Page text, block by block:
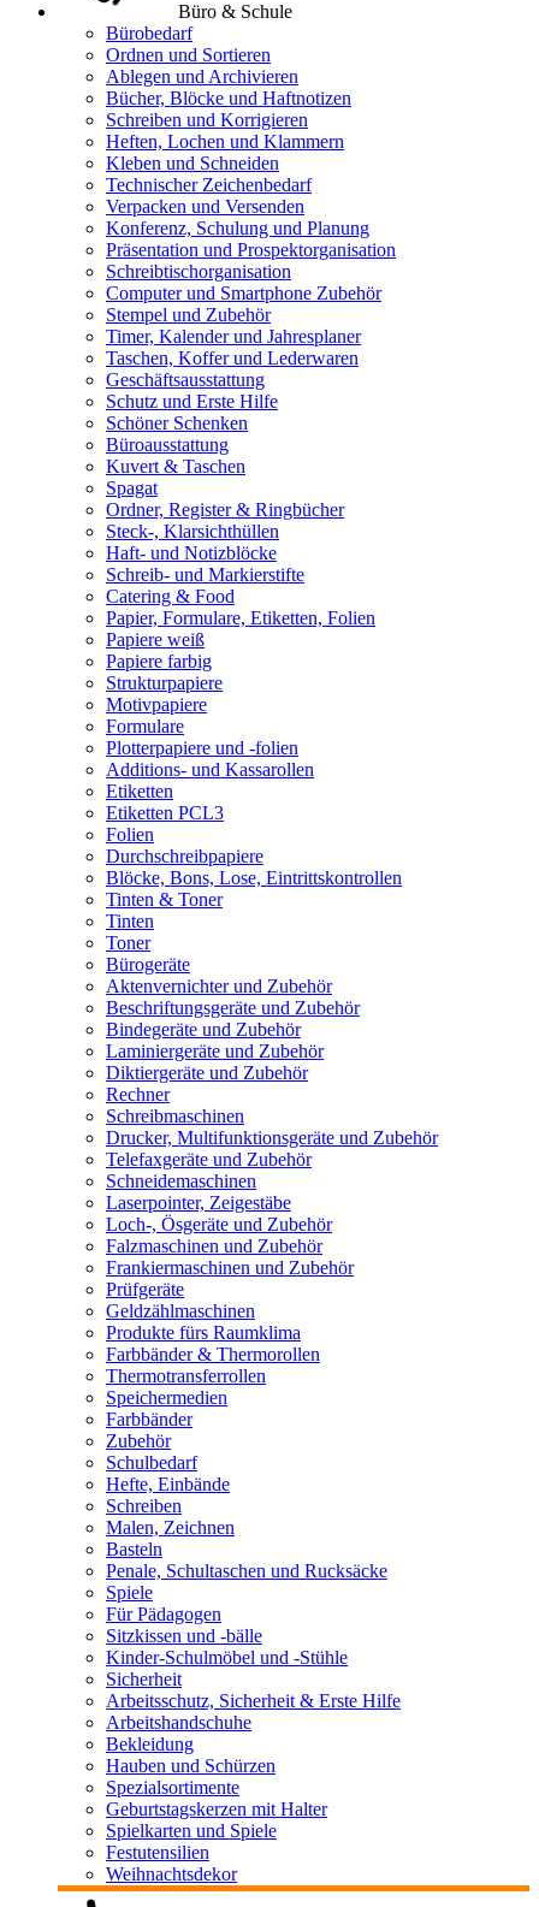
Büro & Schule
Bürobedarf
Ordnen und Sortieren
Ablegen und Archivieren
Bücher, Blöcke und Haftnotizen
Schreiben und Korrigieren
Heften, Lochen und Klammern
Kleben und Schneiden
Technischer Zeichenbedarf
Verpacken und Versenden
Konferenz, Schulung und Planung
Präsentation und Prospektorganisation
Schreibtischorganisation
Computer und Smartphone Zubehör
Stempel und Zubehör
Timer, Kalender und Jahresplaner
Taschen, Koffer und Lederwaren
Geschäftsausstattung
Schutz und Erste Hilfe
Schöner Schenken
Büroausstattung
Kuvert & Taschen
Spagat
Ordner, Register & Ringbücher
Steck-, Klarsichthüllen
Haft- und Notizblöcke
Schreib- und Markierstifte
Catering & Food
Papier, Formulare, Etiketten, Folien
Papiere weiß
Papiere farbig
Strukturpapiere
Motivpapiere
Formulare
Plotterpapiere und -folien
Additions- und Kassarollen
Etiketten
Etiketten PCL3
Folien
Durchschreibpapiere
Blöcke, Bons, Lose, Eintrittskontrollen
Tinten & Toner
Tinten
Toner
Bürogeräte
Aktenvernichter und Zubehör
Beschriftungsgeräte und Zubehör
Bindegeräte und Zubehör
Laminiergeräte und Zubehör
Diktiergeräte und Zubehör
Rechner
Schreibmaschinen
Drucker, Multifunktionsgeräte und Zubehör
Telefaxgeräte und Zubehör
Schneidemaschinen
Laserpointer, Zeigestäbe
Loch-, Ösgeräte und Zubehör
Falzmaschinen und Zubehör
Frankiermaschinen und Zubehör
Prüfgeräte
Geldzählmaschinen
Produkte fürs Raumklima
Farbbänder & Thermorollen
Thermotransferrollen
Speichermedien
Farbbänder
Zubehör
Schulbedarf
Hefte, Einbände
Schreiben
Malen, Zeichnen
Basteln
Penale, Schultaschen und Rucksäcke
Spiele
Für Pädagogen
Sitzkissen und -bälle
Kinder-Schulmöbel und -Stühle
Sicherheit
Arbeitsschutz, Sicherheit & Erste Hilfe
Arbeitshandschuhe
Bekleidung
Hauben und Schürzen
Spezialsortimente
Geburtstagskerzen mit Halter
Spielkarten und Spiele
Festutensilien
Weihnachtsdekor